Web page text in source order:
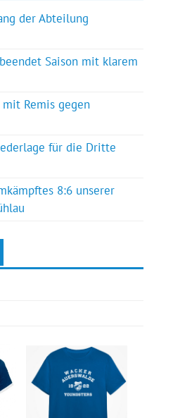
der Abteilung
Saison mit klarem
mit Remis gegen
für die Dritte
8:6 unserer